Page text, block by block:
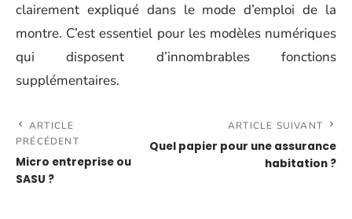
clairement expliqué dans le mode d’emploi de la
montre. C’est essentiel pour les modèles numériques
qui disposent d’innombrables fonctions
supplémentaires.
ARTICLE
PRÉCÉDENT
Micro entreprise ou
SASU ?
ARTICLE SUIVANT
Quel papier pour une assurance
habitation ?